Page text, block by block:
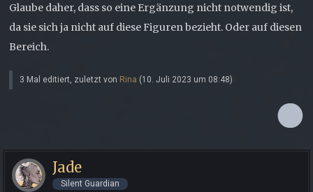
Glaube daher, dass so eine Ergänzung nicht notwendig ist,
da sie sich ja nicht auf diese Figuren bezieht. Oder auf diesen
Bereich.
3 Mal editiert, zuletzt von Rina (10. Juli 2023 um 08:48)
Jade
Silent Guardian